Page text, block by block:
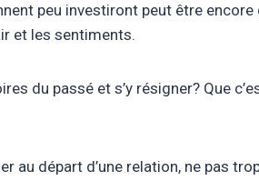
peu investiront peut être encore
et les sentiments.
du passé et s’y résigner? Que
départ d’une relation, ne pas